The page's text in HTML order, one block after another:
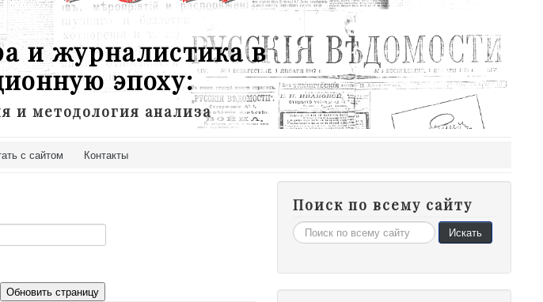
и журналистика в
эпоху:
и методология анализа
с сайтом Контакты
Обновить страницу
Поиск по всему сайту
Искать... Искать